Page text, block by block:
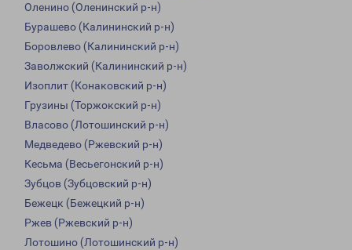
Оленино (Оленинский р-н)
Бурашево (Калининский р-н)
Боровлево (Калининский р-н)
Заволжский (Калининский р-н)
Изоплит (Конаковский р-н)
Грузины (Торжокский р-н)
Власово (Лотошинский р-н)
Медведево (Ржевский р-н)
Кесьма (Весьегонский р-н)
Зубцов (Зубцовский р-н)
Бежецк (Бежецкий р-н)
Ржев (Ржевский р-н)
Лотошино (Лотошинский р-н)